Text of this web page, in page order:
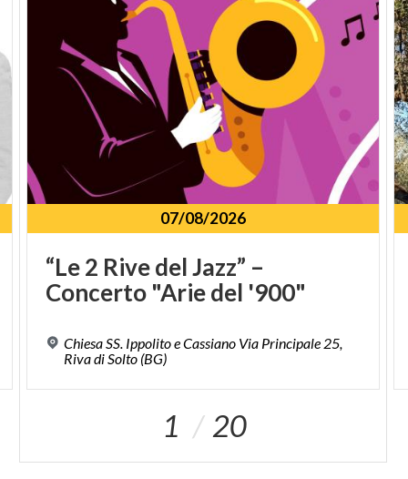
07/08/2026
“Le2 RivedelJazz” –
Concerto "Ariedel '900"
Chiesa SS. Ippolito e Cassiano Via Principale 25,
Riva di Solto (BG)
1 20